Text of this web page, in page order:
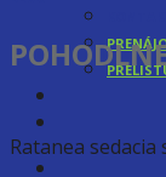
Ratanea sedacia